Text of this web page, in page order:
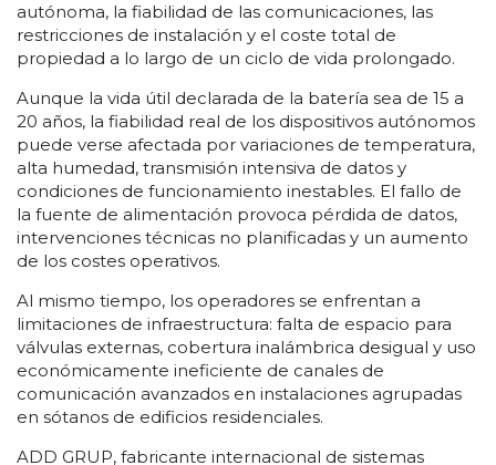
autónoma, la fiabilidad de las comunicaciones, las
restricciones de instalación y el coste total de
propiedad a lo largo de un ciclo de vida prolongado.
Aunque la vida útil declarada de la batería sea de 15 a
20 años, la fiabilidad real de los dispositivos autónomos
puede verse afectada por variaciones de temperatura,
alta humedad, transmisión intensiva de datos y
condiciones de funcionamiento inestables. El fallo de
la fuente de alimentación provoca pérdida de datos,
intervenciones técnicas no planificadas y un aumento
de los costes operativos.
Al mismo tiempo, los operadores se enfrentan a
limitaciones de infraestructura: falta de espacio para
válvulas externas, cobertura inalámbrica desigual y uso
económicamente ineficiente de canales de
comunicación avanzados en instalaciones agrupadas
en sótanos de edificios residenciales.
ADD GRUP, fabricante internacional de sistemas